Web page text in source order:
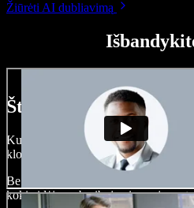
Žiūrėti AI dubliavimą
Štai ką galite nuveikti
Kurkite įgarsinimus, pridėkite
klonuokite balsą – kurkite pilnus,
Be jokių mokymų ir viskas
kokią idėją, neberibojami senųjų